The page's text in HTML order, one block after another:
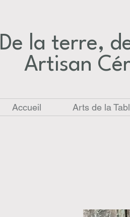
De la terre,
Artisan
Accueil Arts de la